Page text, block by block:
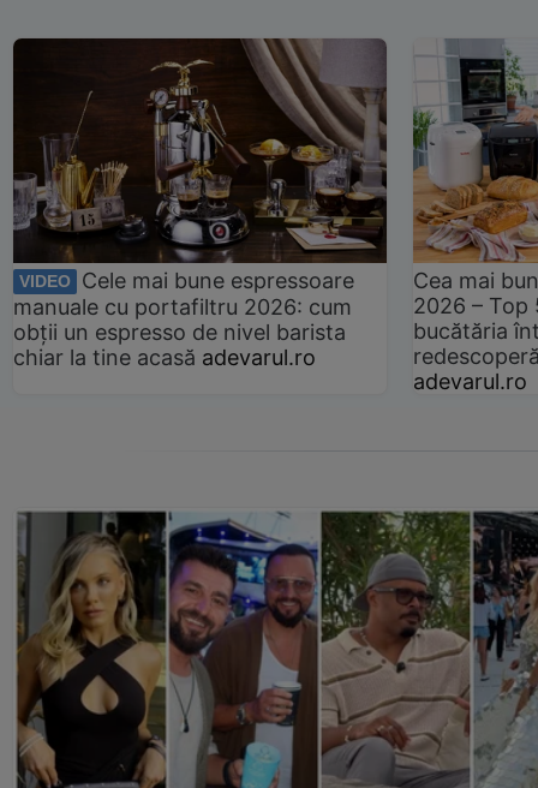
VIDEO
Cele mai bune espressoare
manuale cu portafiltru 2026: cum
obții un espresso de nivel barista
chiar la tine acasă adevarul.ro
Cea mai
2026 –
bucătăria
adevarul.ro